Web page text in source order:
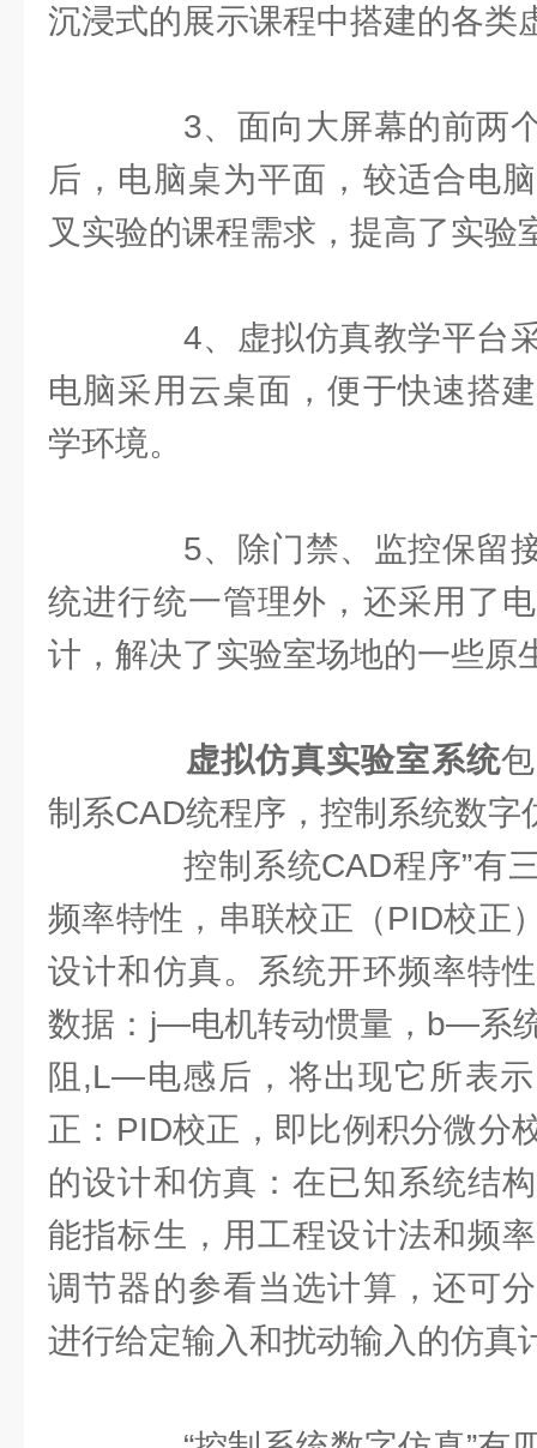
沉浸式的展示课程中搭建的各类
3、面向大屏幕的前两个
后，电脑桌为平面，较适合电
叉实验的课程需求，提高了实验
4、虚拟仿真教学平台采
电脑采用云桌面，便于快速搭
学环境。
5、除门禁、监控保留接
统进行统一管理外，还采用了
计，解决了实验室场地的一些原
虚拟仿真实验室系统
制系CAD统程序，控制系统数字
控制系统CAD程序”有
频率特性，串联校正（PID校正
设计和仿真。系统开环频率特
数据：j—电机转动惯量，b—系
阻,L—电感后，将出现它所表
正：PID校正，即比例积分微分
的设计和仿真：在已知系统结
能指标生，用工程设计法和频
调节器的参看当选计算，还可
进行给定输入和扰动输入的仿真